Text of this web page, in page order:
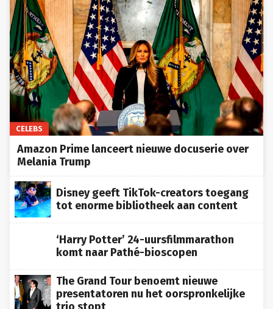
CELEBS
Amazon Prime lanceert nieuwe docuserie over
Melania Trump
Disney geeft TikTok-creators toegang
tot enorme bibliotheek aan content
‘Harry Potter’ 24-uursfilmmarathon
komt naar Pathé-bioscopen
The Grand Tour benoemt nieuwe
presentatoren nu het oorspronkelijke
trio stopt